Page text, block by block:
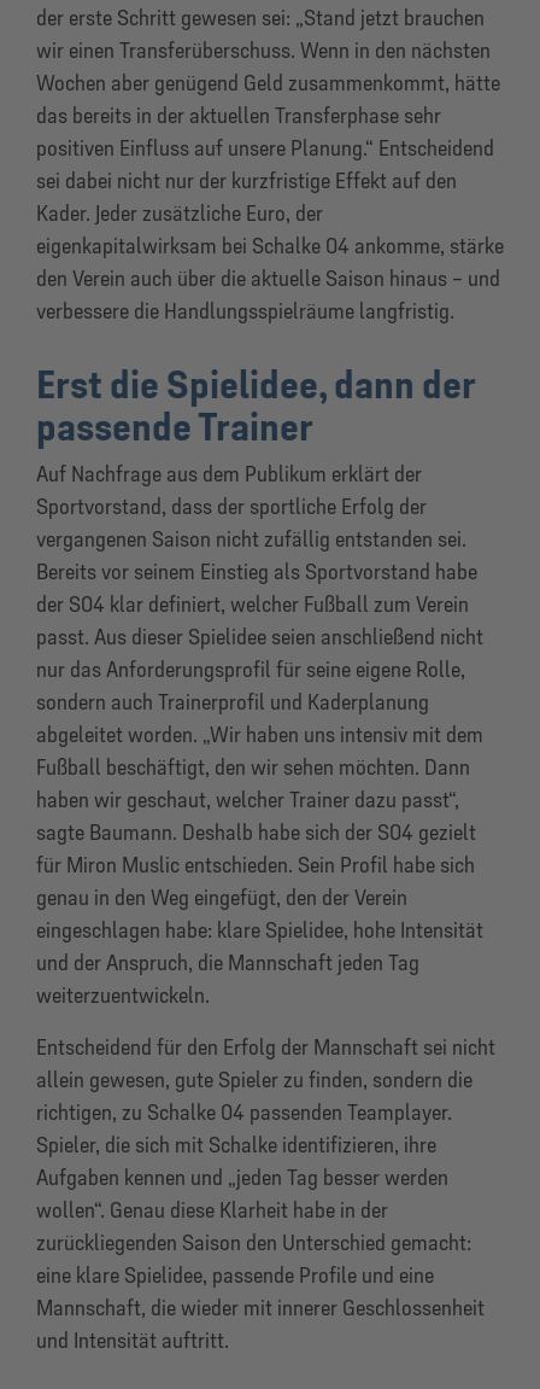
der erste Schritt gewesen sei: „Stand jetzt brauchen
wir einen Transferüberschuss. Wenn in den nächsten
Wochen aber genügend Geld zusammenkommt, hätte
das bereits in der aktuellen Transferphase sehr
positiven Einfluss auf unsere Planung.“ Entscheidend
sei dabei nicht nur der kurzfristige Effekt auf den
Kader. Jeder zusätzliche Euro, der
eigenkapitalwirksam bei Schalke 04 ankomme, stärke
den Verein auch über die aktuelle Saison hinaus – und
verbessere die Handlungsspielräume langfristig.
Erst die Spielidee, dann der
passende Trainer
Auf Nachfrage aus dem Publikum erklärt der
Sportvorstand, dass der sportliche Erfolg der
vergangenen Saison nicht zufällig entstanden sei.
Bereits vor seinem Einstieg als Sportvorstand habe
der S04 klar definiert, welcher Fußball zum Verein
passt. Aus dieser Spielidee seien anschließend nicht
nur das Anforderungsprofil für seine eigene Rolle,
sondern auch Trainerprofil und Kaderplanung
abgeleitet worden. „Wir haben uns intensiv mit dem
Fußball beschäftigt, den wir sehen möchten. Dann
haben wir geschaut, welcher Trainer dazu passt“,
sagte Baumann. Deshalb habe sich der S04 gezielt
für Miron Muslic entschieden. Sein Profil habe sich
genau in den Weg eingefügt, den der Verein
eingeschlagen habe: klare Spielidee, hohe Intensität
und der Anspruch, die Mannschaft jeden Tag
weiterzuentwickeln.
Entscheidend für den Erfolg der Mannschaft sei nicht
allein gewesen, gute Spieler zu finden, sondern die
richtigen, zu Schalke 04 passenden Teamplayer.
Spieler, die sich mit Schalke identifizieren, ihre
Aufgaben kennen und „jeden Tag besser werden
wollen“. Genau diese Klarheit habe in der
zurückliegenden Saison den Unterschied gemacht:
eine klare Spielidee, passende Profile und eine
Mannschaft, die wieder mit innerer Geschlossenheit
und Intensität auftritt.